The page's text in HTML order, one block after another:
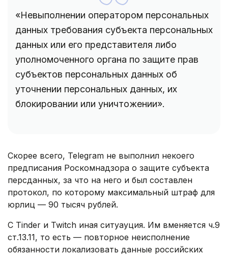
«Невыполнении оператором персональных
данных требования субъекта персональных
данных или его представителя либо
уполномоченного органа по защите прав
субъектов персональных данных об
уточнении персональных данных, их
блокировании или уничтожении».
Скорее всего, Telegram не выполнил некоего
предписания Роскомнадзора о защите субъекта
персданных, за что на него и был составлен
протокол, по которому максимальный штраф для
юрлиц — 90 тысяч рублей.
С Tinder и Twitch иная ситуауция. Им вменяется ч.9
ст.13.11, то есть — повторное неисполнение
обязанности локализовать данные российских